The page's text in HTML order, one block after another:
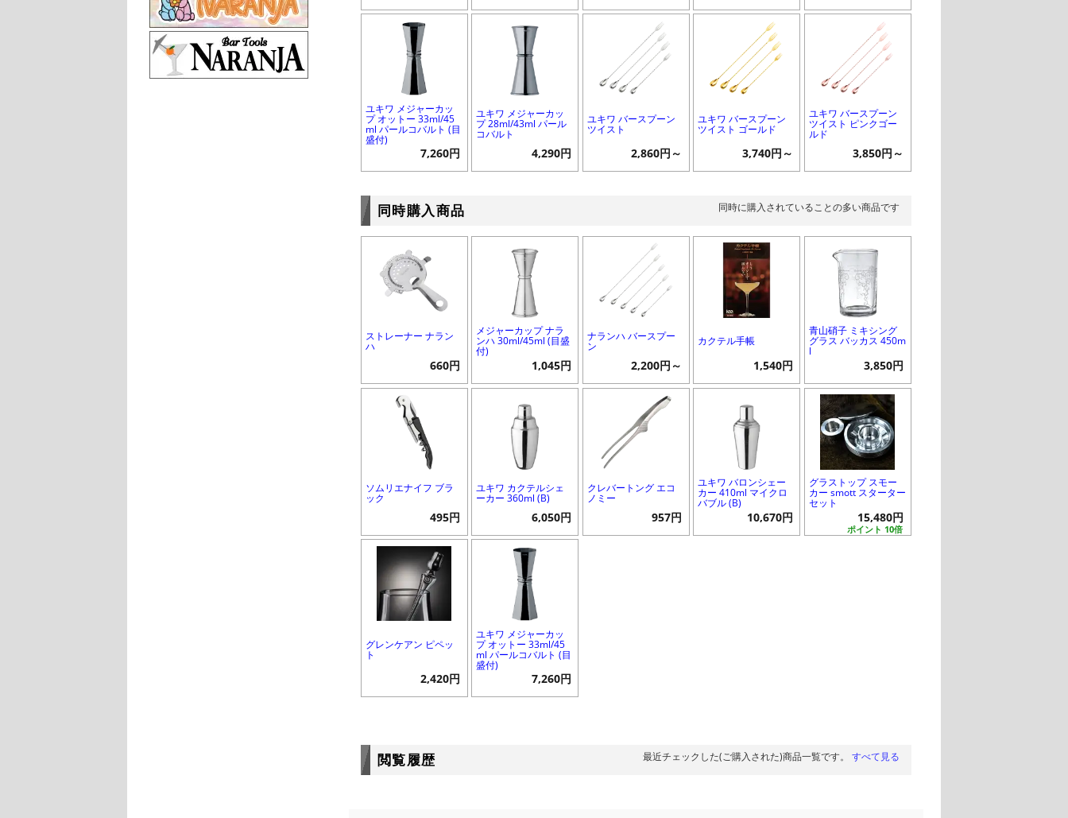
ユキワ メジャーカッ
プ オットー 33ml/45
ml パールコバルト (目
盛付)
7,260円
ユキワ メジャーカッ
プ 28ml/43ml パール
コバルト
4,290円
ユキワ バースプーン
ツイスト
2,860円～
ユキワ バースプーン
ツイスト ゴールド
3,740円～
ユキワ バースプーン
ツイスト ピンクゴー
ルド
3,850円～
同時購入商品 同時に購入されていることの多い商品です
ストレーナー ナラン
ハ
660円
メジャーカップ ナラ
ンハ 30ml/45ml (目盛
付)
1,045円
ナランハ バースプー
ン
2,200円～
カクテル手帳
1,540円
青山硝子 ミキシング
グラス バッカス 450m
l
3,850円
ソムリエナイフ ブラ
ック
495円
ユキワ カクテルシェ
ーカー 360ml (B)
6,050円
クレバートング エコ
ノミー
957円
ユキワ バロンシェー
カー 410ml マイクロ
バブル (B)
10,670円
グラストップ スモー
カー smott スターター
セット
ポイント 10倍
15,480円
グレンケアン ピペッ
ト
2,420円
ユキワ メジャーカッ
プ オットー 33ml/45
ml パールコバルト (目
盛付)
7,260円
閲覧履歴 最近チェックした(ご購入された)商品一覧です。 すべて見る